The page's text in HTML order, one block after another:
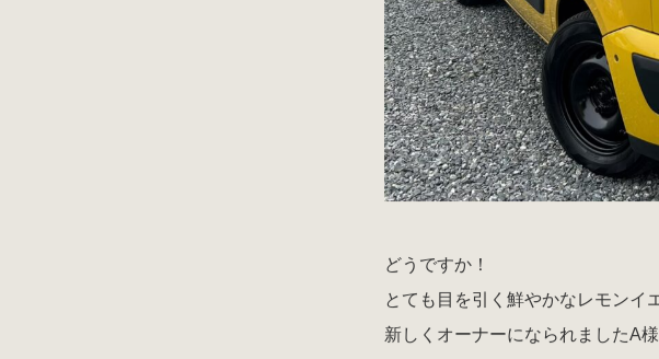
どうですか！
とても目を引く鮮やかなレモンイ
新しくオーナーになられましたA